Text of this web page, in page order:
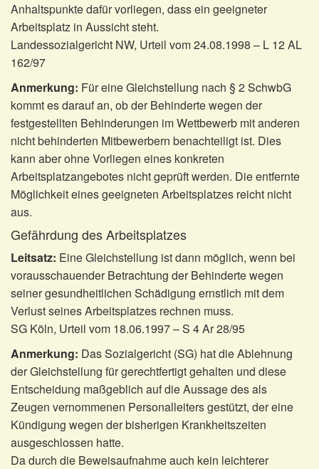
Anhaltspunkte dafür vorliegen, dass ein geeigneter
Arbeitsplatz in Aussicht steht.
Landessozialgericht NW, Urteil vom 24.08.1998 – L 12 AL
162/97
Anmerkung: Für eine Gleichstellung nach § 2 SchwbG
kommt es darauf an, ob der Behinderte wegen der
festgestellten Behinderungen im Wettbewerb mit anderen
nicht behinderten Mitbewerbern benachteiligt ist. Dies
kann aber ohne Vorliegen eines konkreten
Arbeitsplatzangebotes nicht geprüft werden. Die entfernte
Möglichkeit eines geeigneten Arbeitsplatzes reicht nicht
aus.
Gefährdung des Arbeitsplatzes
Leitsatz: Eine Gleichstellung ist dann möglich, wenn bei
vorausschauender Betrachtung der Behinderte wegen
seiner gesundheitlichen Schädigung ernstlich mit dem
Verlust seines Arbeitsplatzes rechnen muss.
SG Köln, Urteil vom 18.06.1997 – S 4 Ar 28/95
Anmerkung: Das Sozialgericht (SG) hat die Ablehnung
der Gleichstellung für gerechtfertigt gehalten und diese
Entscheidung maßgeblich auf die Aussage des als
Zeugen vernommenen Personalleiters gestützt, der eine
Kündigung wegen der bisherigen Krankheitszeiten
ausgeschlossen hatte.
Da durch die Beweisaufnahme auch kein leichterer